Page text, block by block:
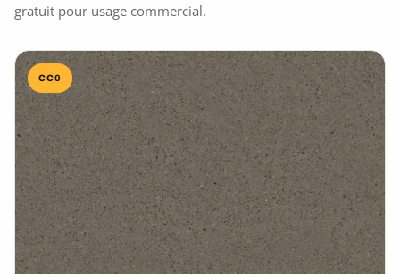
gratuit pour usage commercial.
CC0